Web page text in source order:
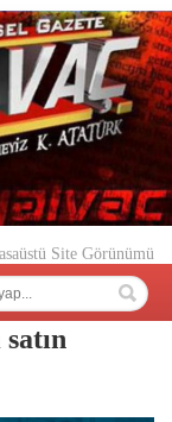
Site Görünümü